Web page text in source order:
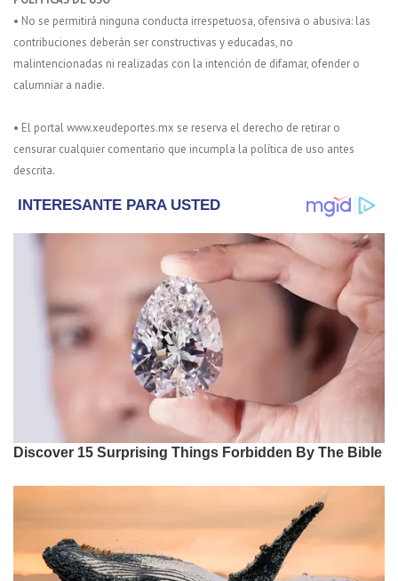
• No se permitirá ninguna conducta irrespetuosa, ofensiva o abusiva: las
contribuciones deberán ser constructivas y educadas, no
malintencionadas ni realizadas con la intención de difamar, ofender o
calumniar a nadie.
• El portal www.xeudeportes.mx se reserva el derecho de retirar o
censurar cualquier comentario que incumpla la política de uso antes
descrita.